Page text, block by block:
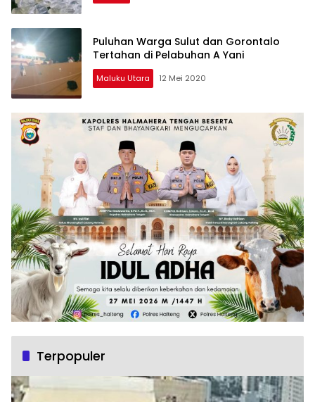
Puluhan Warga Sulut dan Gorontalo
Tertahan di Pelabuhan A Yani
Maluku Utara 12 Mei 2020
Terpopuler